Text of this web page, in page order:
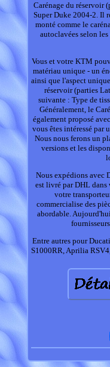
Carénage du réservoir
Super Duke 2004-2. Il
monté comme le
autoclavées selon
Vous et votre KTM
matériau unique - un
ainsi que l'aspect
réservoir (parties
suivante : Type de
Généralement, le
également proposé
vous êtes intéressé par
Nous nous ferons un
versions et les
Nous expédions avec
est livré par DHL dans
votre
commercialise des
abordable.
Entre autres pour
S1000RR, Aprilia